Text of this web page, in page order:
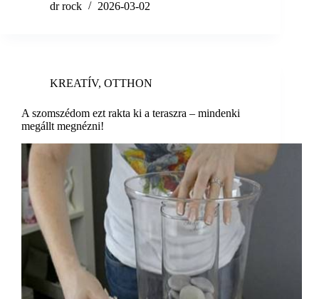
dr rock
2026-03-02
KREATÍV, OTTHON
A szomszédom ezt rakta ki a teraszra – mindenki
megállt megnézni!